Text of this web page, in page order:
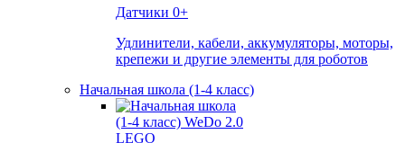
Датчики 0+
Удлинители, кабели, аккумуляторы, моторы,
крепежи и другие элементы для роботов
Начальная школа (1-4 класс)